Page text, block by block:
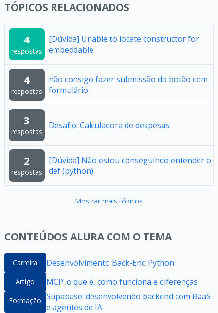
TÓPICOS RELACIONADOS
4
respostas
[Dúvida] Unable to locate constructor for
embeddable
4
respostas
não consigo fazer submissão do botão com
formulário
3
respostas
Desafio: Calculadora de despesas
2
respostas
[Dúvida] Não estou conseguindo entender o
def (python)
Mostrar mais tópicos
CONTEÚDOS ALURA COM O TEMA
Carreira Desenvolvimento Back-End Python
Artigo MCP: o que é, como funciona e diferenças
Formação Supabase: desenvolvendo backend com BaaS
e agentes de IA